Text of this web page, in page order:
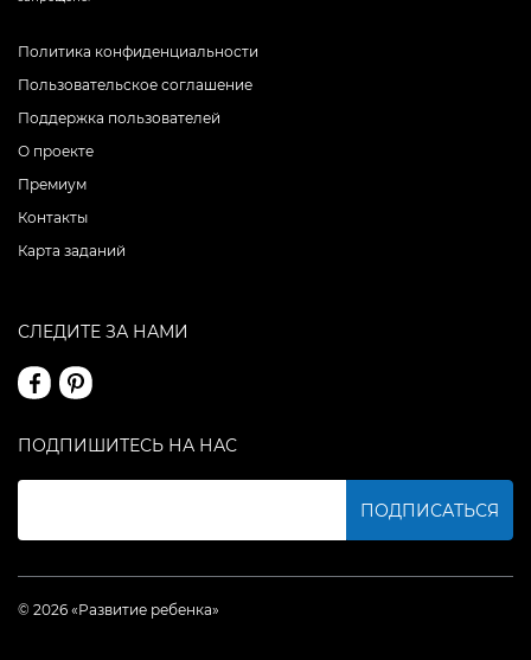
Политика конфиденциальности
Пользовательское соглашение
Поддержка пользователей
О проекте
Премиум
Контакты
Карта заданий
СЛЕДИТЕ ЗА НАМИ
ПОДПИШИТЕСЬ НА НАС
ПОДПИСАТЬСЯ
© 2026 «Развитие ребенка»